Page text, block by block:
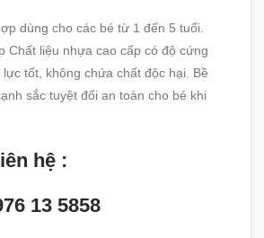
dùng cho các bé từ 1 đến 5 tuổi.
Chất liệu nhựa cao cấp có độ cứng
tốt, không chứa chất độc hại. Bề
sắc tuyệt đối an toàn cho bé khi
hệ :
13 5858